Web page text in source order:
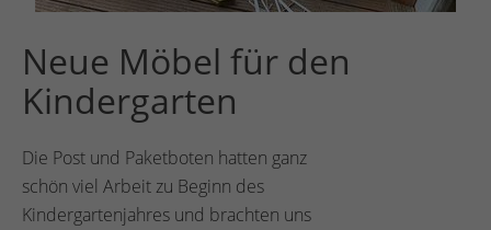
Neue Möbel für den
Kindergarten
Die Post und Paketboten hatten ganz
schön viel Arbeit zu Beginn des
Kindergartenjahres und brachten uns